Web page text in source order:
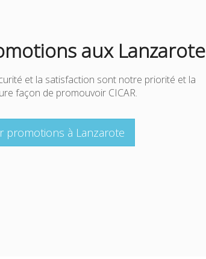
aux Lanzarote
et la satisfaction sont notre priorité et la
façon de promouvoir CICAR.
promotions à Lanzarote